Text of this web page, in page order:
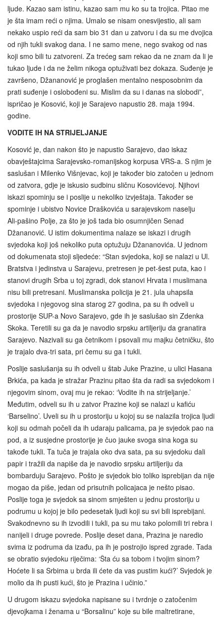
ljude. Kazao sam istinu, kazao sam mu ko su ta trojica. Pitao me
je šta imam reći o njima. Umalo se nisam onesvijestio, ali sam
nekako uspio reći da sam bio 31 dan u zatvoru i da su me dvojica
od njih tukli svakog dana. I ne samo mene, nego svakog od nas
koji smo bili tu zatvoreni. Za trećeg sam rekao da ne znam da li je
tukao ljude i da ne želim nikoga optuživati bez dokaza. Suđenje je
završeno, Džananović je proglašen mentalno nesposobnim da
prati suđenje i oslobođeni su. Mislim da su i danas na slobodi”,
ispričao je Kosović, koji je Sarajevo napustio 28. maja 1994.
godine.
VODITE IH NA STRIJELJANJE
Kosović je, dan nakon što je napustio Sarajevo, dao iskaz
obavještajcima Sarajevsko-romanijskog korpusa VRS-a. S njim je
saslušan i Milenko Višnjevac, koji je također bio zatočen u jednom
od zatvora, gdje je iskusio sudbinu sličnu Kosovićevoj. Njihovi
iskazi spominju se i poslije u nekoliko izvještaja. Također se
spominje i ubistvo Novice Draškovića u sarajevskom naselju
Ali‑pašino Polje, za što je još tada bio osumnjičen Senad
Džananović. U istim dokumentima nalaze se iskazi i drugih
svjedoka koji još nekoliko puta optužuju Džananovića. U jednom
od dokumenata stoji sljedeće: “Stan svjedoka, koji se nalazi u Ul.
Bratstva i jedinstva u Sarajevu, pretresen je pet-šest puta, kao i
stanovi drugih Srba u toj zgradi, dok stanovi Hrvata i muslimana
nisu bili pretresani. Muslimanska policija je 21. jula uhapsila
svjedoka i njegovog sina starog 27 godina, pa su ih odveli u
prostorije SUP-a Novo Sarajevo, gde ih je saslušao sin Zdenka
Skoka. Teretili su ga da je navodio srpsku artiljeriju da granatira
Sarajevo. Nazivali su ga četnikom i psovali mu majku četničku, što
je trajalo dva-tri sata, pri čemu su ga i tukli.
Poslije saslušanja su ih odveli u štab Juke Prazine, u ulici Hasana
Brkića, pa kada je stražar Prazinu pitao šta da radi sa svjedokom i
njegovim sinom, ovaj mu je rekao: ‘Vodite ih na strijeljanje.’
Međutim, odveli su ih u zatvor Prazine koji se nalazi u kafiću
‘Barselino’. Uveli su ih u prostoriju u kojoj su se nalazila trojica ljudi
koji su odmah počeli da ih udaraju palicama, pa je svjedok pao na
pod, a iz susjedne prostorije je čuo jauke svoga sina koga su
takođe tukli. Ta tuča je trajala oko dva sata, pa su svjedoku dali
papir i tražili da napiše da je navodio srpsku artiljeriju da
bombarduju Sarajevo. Pošto je svjedok bio toliko isprebijan da nije
mogao da piše, jedan od prisutnih policajaca je nešto pisao.
Poslije toga je svjedok sa sinom smješten u jednu prostoriju u
podrumu u kojoj je bilo pedesetak ljudi koji su svi bili isprebijani.
Svakodnevno su ih izvodili i tukli, pa su mu tako polomili tri rebra i
nanijeli i druge povrede. Poslije deset dana, Prazina je naredio
svima iz podruma da izađu, pa ih je postrojio ispred zgrade. Tada
se obratio svjedoku riječima: ‘Šta ću sa tobom i tvojim sinom?
Hoćete li sa Srbima u brda ili ćete da vas pustim kući?’ Svjedok je
molio da ih pusti kući, što je Prazina i učinio.”
U drugom iskazu svjedoka napisane su i tvrdnje o zatočenim
djevojkama i ženama u “Borsalinu” koje su bile maltretirane,